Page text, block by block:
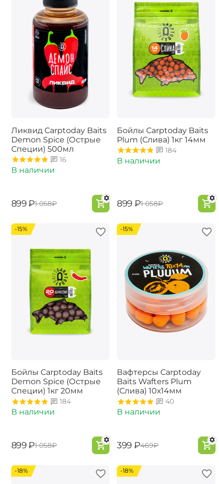
Ликвид Carptoday Baits
Demon Spice (Острые
Специи) 500мл
16
В наличии
‍899‍ ₽‍1 058‍₽
Бойлы Carptoday Baits
Plum (Слива) 1кг 14мм
184
В наличии
‍899‍ ₽‍1 058‍₽
-15%
Бойлы Carptoday Baits
Demon Spice (Острые
Специи) 1кг 20мм
184
В наличии
‍899‍ ₽‍1 058‍₽
-15%
Вафтерсы Carptoday
Baits Wafters Plum
(Слива) 10х14мм
40
В наличии
‍399‍ ₽‍469‍₽
-18% -18%